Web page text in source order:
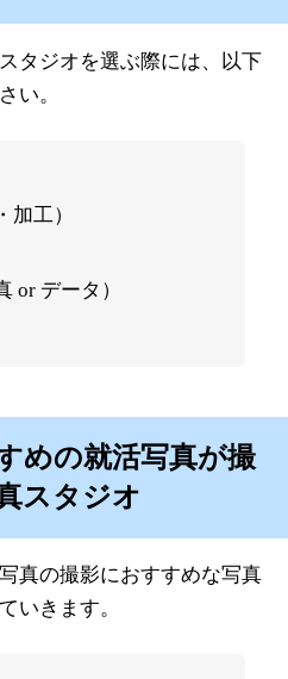
タジオを選ぶ際には、以下
い。
加工）
or データ）
めの就活写真が撮
スタジオ
真の撮影におすすめな写真
いきます。